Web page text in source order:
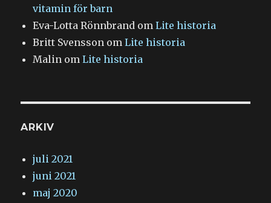
vitamin för barn
Eva-Lotta Rönnbrand omLite historia
Britt Svensson omLite historia
Malin omLite historia
ARKIV
juli 2021
juni 2021
maj 2020